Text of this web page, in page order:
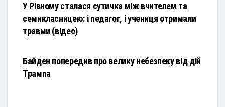
У Рівному сталася сутичка між вчителем та
семикласницею: і педагог, і учениця отримали
травми (відео)
Байден попередив про велику небезпеку від дій
Трампа